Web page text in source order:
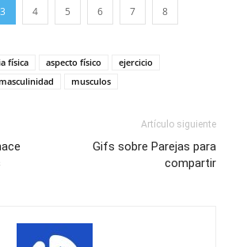
3 4 5 6 7 8
física aspecto físico
ejercicio
masculinidad musculos
Artículo siguiente
Gifs sobre Parejas para
compartir